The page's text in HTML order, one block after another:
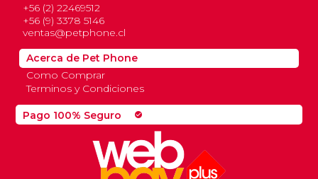
Pago 100% Seguro check_circle
+56 (2) 22469512
+56 (9) 3378 5146
ventas@petphone.cl
Acerca de Pet Phone
Como Comprar
Terminos y Condiciones